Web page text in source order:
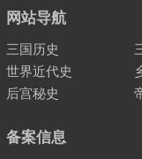
页
网站导航
三国历史
世界近代史
后宫秘史
备案信息